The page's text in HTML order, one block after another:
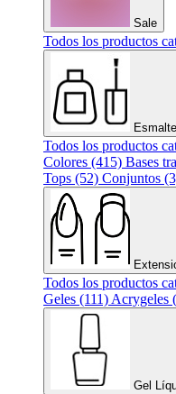
Sale
Todos los productos
Todos los productos
Colores (415) Bases
Tops (52) Conjuntos
Todos los productos
Geles (111) Acrygeles
Gel